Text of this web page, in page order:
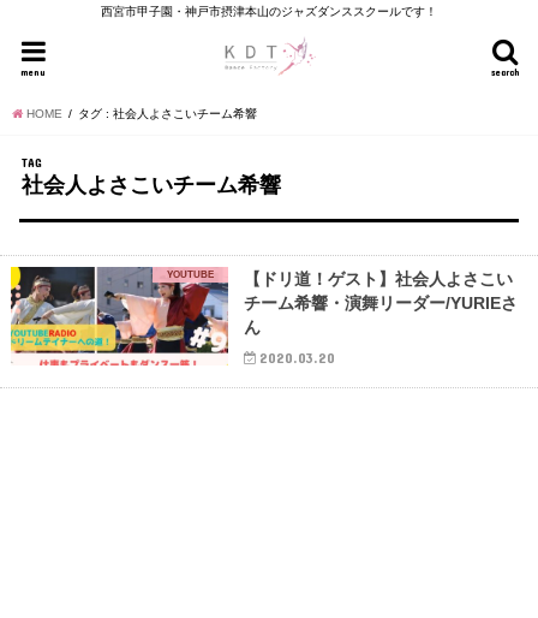
西宮市甲子園・神戸市摂津本山のジャズダンススクールです！
search
menu
HOME タグ : 社会人よさこいチーム希響
TAG
社会人よさこいチーム希響
YOUTUBE
【ドリ道！ゲスト】社会人よさこい
チーム希響・演舞リーダー/YURIEさ
ん
2020.03.20